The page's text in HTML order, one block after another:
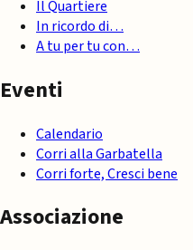
Il Quartiere
In ricordo di…
A tu per tu con…
Eventi
Calendario
Corri alla Garbatella
Corri forte, Cresci bene
Associazione